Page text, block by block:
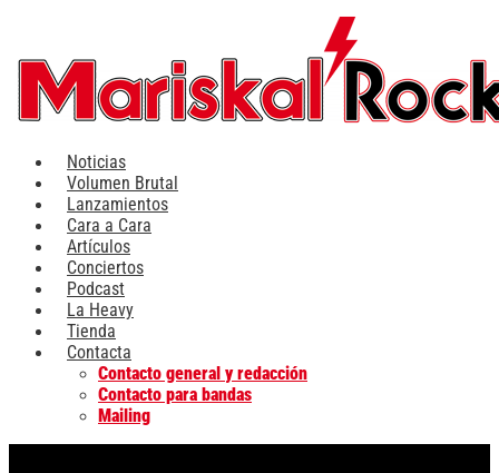
contenido
Noticias
Volumen Brutal
Lanzamientos
Cara a Cara
Artículos
Conciertos
Podcast
La Heavy
Tienda
Contacta
Contacto general y redacción
Contacto para bandas
Mailing